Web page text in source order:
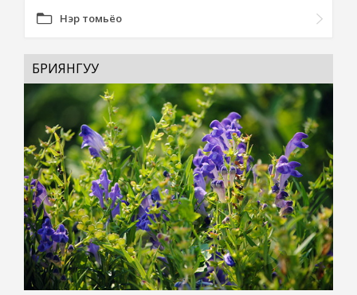
Нэр томьёо
БРИЯНГУУ